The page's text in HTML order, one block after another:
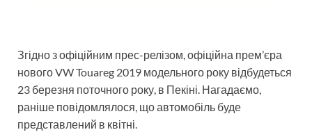
Згідно з офіційним прес-релізом, офіційна прем’єра
нового VW Touareg 2019 модельного року відбудеться
23 березня поточного року, в Пекіні. Нагадаємо,
раніше повідомлялося, що автомобіль буде
представлений в квітні.